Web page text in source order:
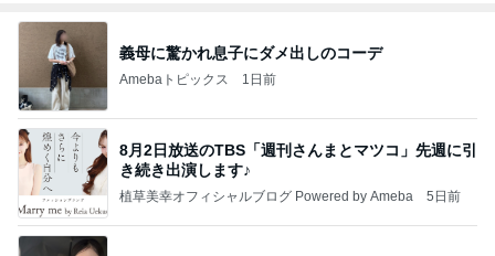
義母に驚かれ息子にダメ出しのコーデ
Amebaトピックス 1日前
8月2日放送のTBS「週刊さんまとマツコ」先週に引
き続き出演します♪
植草美幸オフィシャルブログ Powered by Ameba 5日前